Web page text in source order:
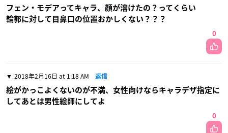
フェン・モデアってキャラ、顔が溶けたの？ってくらい
輪郭に対して目鼻口の位置おかしくない？？？
0
2018年2月16日 at 1:18 AM 返信
絵がかっこよくないのが不満、女性向けならキャラデザ指定に
してあとは男性絵師にしてよ
0